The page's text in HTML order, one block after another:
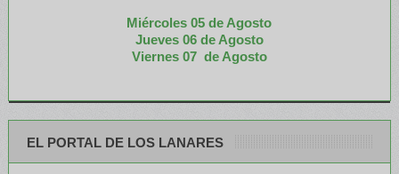
Miércoles 05 de Agosto
Jueves 06 de Agosto
Viernes 07 de Agosto
EL PORTAL DE LOS LANARES